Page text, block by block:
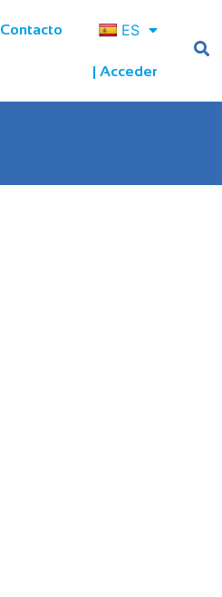
Contacto ES
| Acceder